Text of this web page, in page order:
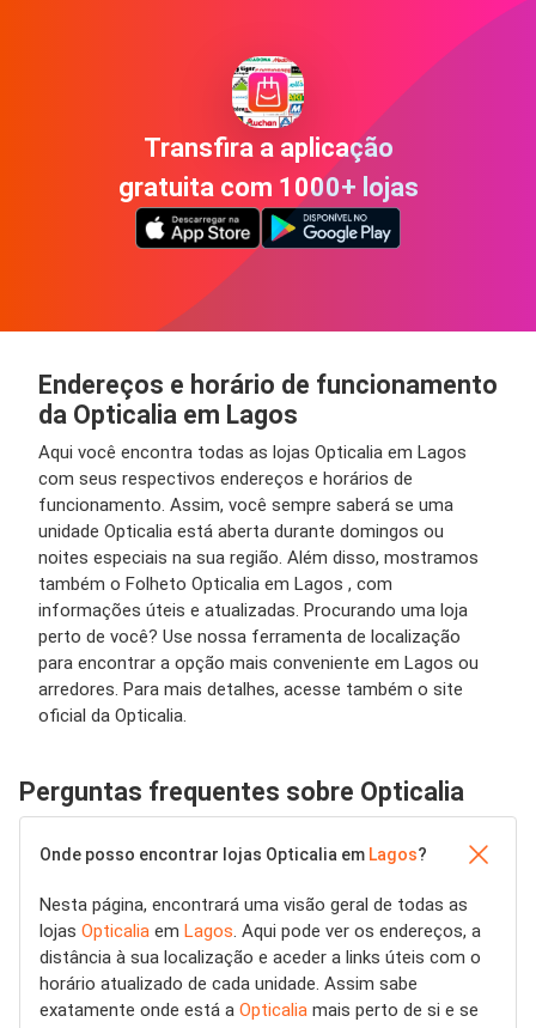
Transfira a aplicação
gratuita com 1000+ lojas
Endereços e horário de funcionamento
da Opticalia em Lagos
Aqui você encontra todas as lojas Opticalia em Lagos
com seus respectivos endereços e horários de
funcionamento. Assim, você sempre saberá se uma
unidade Opticalia está aberta durante domingos ou
noites especiais na sua região. Além disso, mostramos
também o Folheto Opticalia em Lagos , com
informações úteis e atualizadas. Procurando uma loja
perto de você? Use nossa ferramenta de localização
para encontrar a opção mais conveniente em Lagos ou
arredores. Para mais detalhes, acesse também o site
oficial da Opticalia.
Perguntas frequentes sobre Opticalia
Onde posso encontrar lojas Opticalia em Lagos?
Nesta página, encontrará uma visão geral de todas as
lojas Opticalia em Lagos. Aqui pode ver os endereços, a
distância à sua localização e aceder a links úteis com o
horário atualizado de cada unidade. Assim sabe
exatamente onde está a Opticalia mais perto de si e se